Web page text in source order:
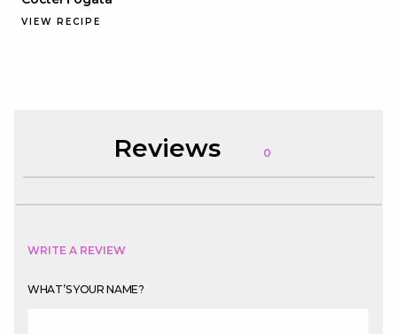
VIEW RECIPE
Reviews 0
WRITE A REVIEW
WHAT’S YOUR NAME?